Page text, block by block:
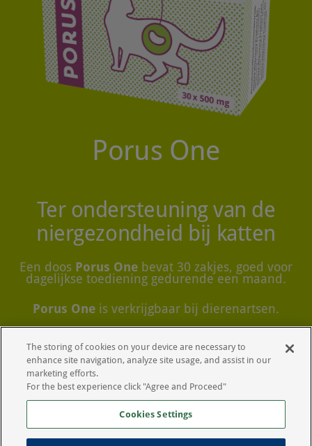
Porus One
Ter ondersteuning van de
niergezondheid bij katten
Een doos Porus One bevat 30 zakjes, goed voor
dagelijkse toediening gedurende een maand.
Porus One is verkrijgbaar bij dierenartsen.
Aanvullende productinformatie
The storing of cookies on your device are necessary to
enhance site navigation, analyze site usage, and assist in our
marketing efforts.
For the best experience click "Agree and Proceed"
Cookies Settings